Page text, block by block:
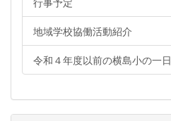
地域学校協働活動紹介
令和４年度以前の横島小の一日